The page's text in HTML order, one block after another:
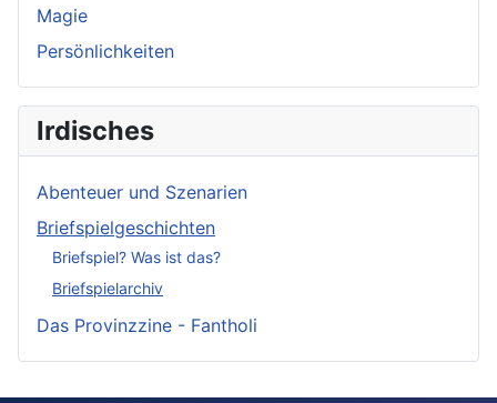
Magie
Persönlichkeiten
Irdisches
Abenteuer und Szenarien
Briefspielgeschichten
Briefspiel? Was ist das?
Briefspielarchiv
Das Provinzzine - Fantholi